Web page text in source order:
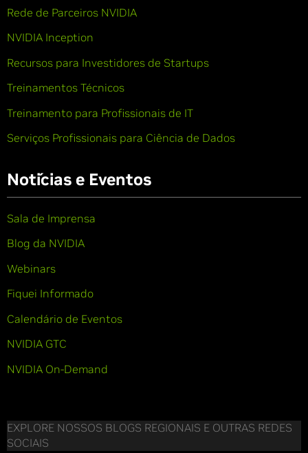
Rede de Parceiros NVIDIA
NVIDIA Inception
Recursos para Investidores de Startups
Treinamentos Técnicos
Treinamento para Profissionais de IT
Serviços Profissionais para Ciência de Dados
Notícias e Eventos
Sala de Imprensa
Blog da NVIDIA
Webinars
Fiquei Informado
Calendário de Eventos
NVIDIA GTC
NVIDIA On-Demand
EXPLORE NOSSOS BLOGS REGIONAIS E OUTRAS REDES
SOCIAIS